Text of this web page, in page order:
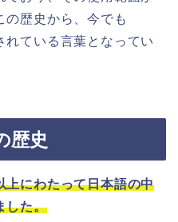
の歴史から、今でも
れている言葉となってい
歴史
上にわたって日本語の中
した。